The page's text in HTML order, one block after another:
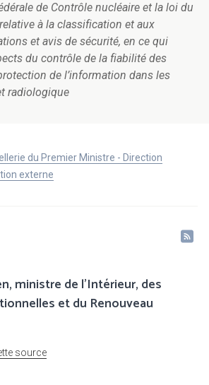
de Contrôle nucléaire et la loi du
à la classification et aux
et avis de sécurité, en ce qui
du contrôle de la fiabilité des
de l’information dans les
radiologique
du Premier Ministre - Direction
externe
ministre de l’Intérieur, des
et du Renouveau
source